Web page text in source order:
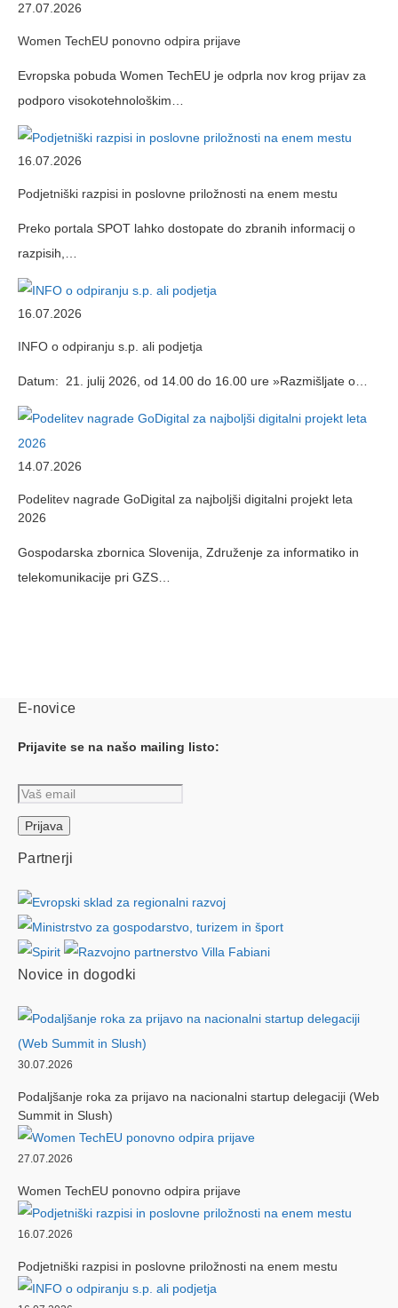
27.07.2026
Women TechEU ponovno odpira prijave
Evropska pobuda Women TechEU je odprla nov krog prijav za
podporo visokotehnološkim…
16.07.2026
Podjetniški razpisi in poslovne priložnosti na enem mestu
Preko portala SPOT lahko dostopate do zbranih informacij o
razpisih,…
16.07.2026
INFO o odpiranju s.p. ali podjetja
Datum: 21. julij 2026, od 14.00 do 16.00 ure »Razmišljate o…
14.07.2026
Podelitev nagrade GoDigital za najboljši digitalni projekt leta
2026
Gospodarska zbornica Slovenija, Združenje za informatiko in
telekomunikacije pri GZS…
E-novice
Prijavite se na našo mailing listo:
Partnerji
Novice in dogodki
30.07.2026
Podaljšanje roka za prijavo na nacionalni startup delegaciji (Web
Summit in Slush)
27.07.2026
Women TechEU ponovno odpira prijave
16.07.2026
Podjetniški razpisi in poslovne priložnosti na enem mestu